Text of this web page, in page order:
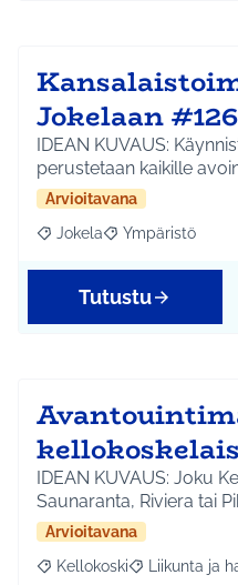
Jokelaan
IDEAN KUVAUS:
perustetaan kaikille
Arvioitavana
Rajaa tulokset aihepiirin
Jokela Rajaa tulokset
Ympäristö
Tutustu
IDEAN KUVAUS: Joku
Saunaranta, Riviera tai
Arvioitavana
Rajaa tulokset aihepiirin
Kellokoski RajaaLiikunta ja